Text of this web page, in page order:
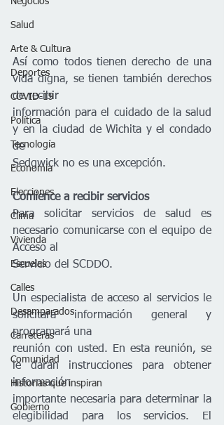
Salud
Arte & Cultura
Deportes
COVID-19
Política
Tecnología
Economía
Elecciones
Clima
Vivienda
Escuelas
Calles
Desamparados
Carreteras
Comunidad
Historias que inspiran
Gobierno
Así como todos tienen derecho de una
vida digna, se tienen también derechos
de recibir
información para el cuidado de la salud
y en la ciudad de Wichita y el condado
de
Sedgwick no es una excepción.
Comience a recibir servicios
Para solicitar servicios de salud es
necesario comunicarse con el equipo de
Acceso al
Servicio del SCDDO.
Un especialista de acceso al servicios le
solicitará información general y
programará una
reunión con usted. En esta reunión, se
le darán instrucciones para obtener
información
importante necesaria para determinar la
elegibilidad para los servicios. El